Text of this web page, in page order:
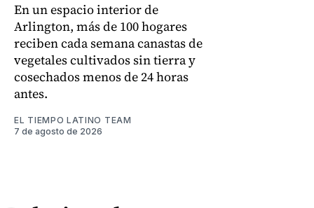
En un espacio interior de
Arlington, más de 100 hogares
reciben cada semana canastas de
vegetales cultivados sin tierra y
cosechados menos de 24 horas
antes.
EL TIEMPO LATINO TEAM
7 de agosto de 2026